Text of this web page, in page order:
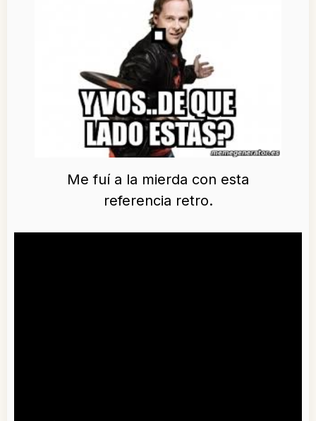
Me fuí a la mierda con esta
referencia retro.